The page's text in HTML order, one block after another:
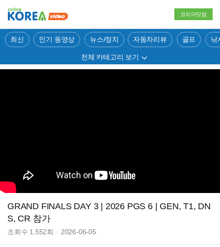
코리아닷컴
최신 인기 동영상 뉴스/정치 자동차리뷰 골프 낚
전체 카테고리 보기
GRAND FINALS DAY 3 | 2026 PGS 6 | GEN, T1, DN
S, CR 참가
조회수 1,552회 2026-06-05